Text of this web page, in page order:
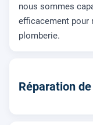
nous sommes
efficacement pour
plomberie.
Réparation